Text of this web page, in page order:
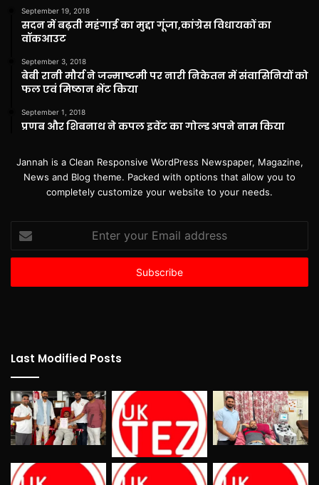
September 19, 2018
सदन में बढ़ती महंगाई का मुद्दा गूंजा,कांग्रेस विधायकों का
वॉकआउट
September 3, 2018
बेबी रानी मौर्य ने जन्माष्टमी पर नारी निकेतन में संवासिनियों को
फल एवं मिष्ठान भेंट किया
September 1, 2018
प्रणब और शिबनाथ ने कपल इवेंट का गोल्ड अपने नाम किया
Jannah is a Clean Responsive WordPress Newspaper, Magazine,
News and Blog theme. Packed with options that allow you to
completely customize your website to your needs.
Enter
your
Email
Last Modified Posts